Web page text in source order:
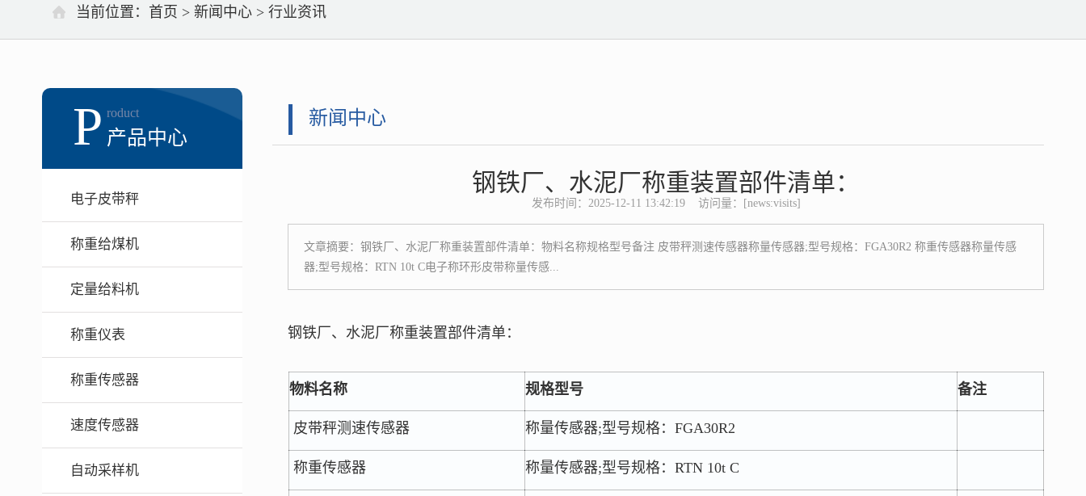
当前位置： 首页 > 新闻中心 > 行业资讯
P roduct
产品中心
电子皮带秤
称重给煤机
定量给料机
称重仪表
称重传感器
速度传感器
自动采样机
新闻中心
钢铁厂、水泥厂称重装置部件清单：
发布时间：2025-12-11 13:42:19 访问量：[news:visits]
文章摘要： 钢铁厂、水泥厂称重装置部件清单：物料名称规格型号备注 皮带秤测速传感器称量传感器;型号规格：FGA30R2 称重传感器称量传感
器;型号规格：RTN 10t C电子称环形皮带称量传感...
钢铁厂、水泥厂称重装置部件清单：
物料名称 规格型号 备注
皮带秤测速传感器 称量传感器;型号规格：FGA30R2
称重传感器 称量传感器;型号规格：RTN 10t C